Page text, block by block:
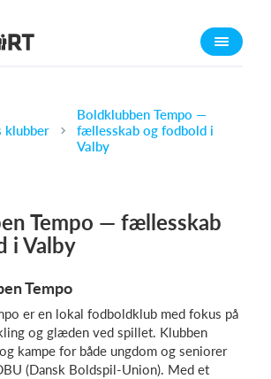
klubber
Boldklubben Tempo —
fællesskab og fodbold i
Valby
Tempo — fællesskab
i Valby
Tempo
er en lokal fodboldklub med fokus på
og glæden ved spillet. Klubben
kampe for både ungdom og seniorer
(Dansk Boldspil-Union). Med et